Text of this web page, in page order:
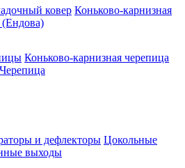
ковер Коньково-карнизная
Коньково-карнизная черепица
Черепица
и дефлекторы Цокольные
выходы